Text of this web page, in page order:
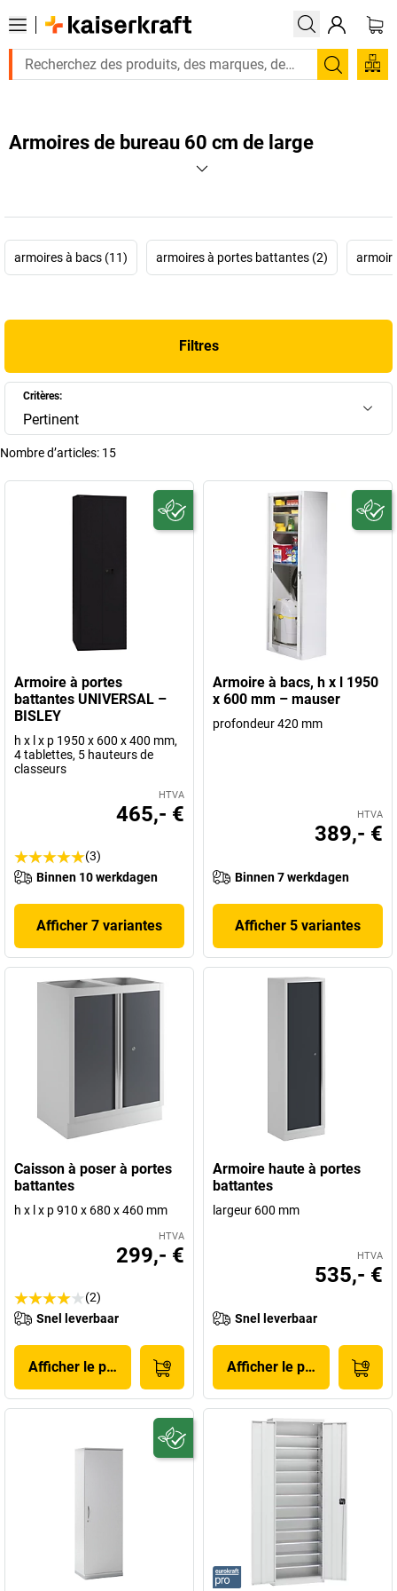
Armoires de bureau 60 cm de large
armoires à bacs (11) armoires à portes battantes (2)
Filtres
Critères:
Pertinent
Nombre d’articles: 15
Armoire à portes
battantes UNIVERSAL –
BISLEY
h x l x p 1950 x 600 x 400 mm,
4 tablettes, 5 hauteurs de
classeurs
HTVA
465,- €
(3)
Binnen 10 werkdagen
Afficher 7 variantes
Armoire à bacs, h x l 1950
x 600 mm – mauser
profondeur 420 mm
HTVA
389,- €
Binnen 7 werkdagen
Afficher 5 variantes
Caisson à poser à portes
battantes
h x l x p 910 x 680 x 460 mm
HTVA
299,- €
(2)
Snel leverbaar
Afficher le produit
Armoire haute à portes
battantes
largeur 600 mm
HTVA
535,- €
Snel leverbaar
Afficher le produit